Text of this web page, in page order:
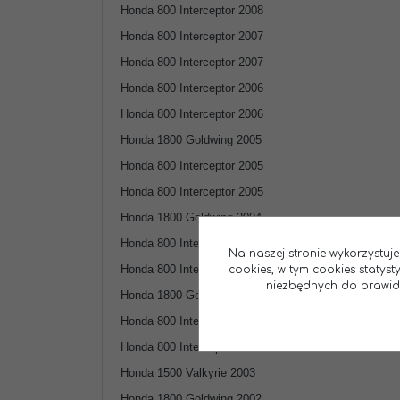
Honda 800 Interceptor 2008
Honda 800 Interceptor 2007
Honda 800 Interceptor 2007
Honda 800 Interceptor 2006
Honda 800 Interceptor 2006
Honda 1800 Goldwing 2005
Honda 800 Interceptor 2005
Honda 800 Interceptor 2005
Honda 1800 Goldwing 2004
Honda 800 Interceptor 2004
Honda 800 Interceptor 2004
Honda 1800 Goldwing 2003
Honda 800 Interceptor 2003
Honda 800 Interceptor 2003
Honda 1500 Valkyrie 2003
Na naszej stronie
cookies, w tym cookies
niezbędnych do